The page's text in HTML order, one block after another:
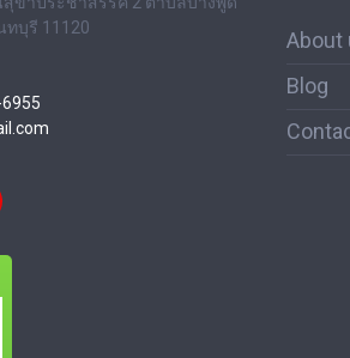
ทบุรี 11120
About
Blog